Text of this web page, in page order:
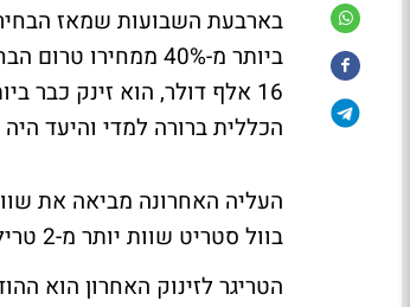
בארבעת השבועות שמאז
הכללית ברורה למדי והיעד
בוול סטריט שוות יותר מ-2 טריליון דולר - אנבידיה, אפל, מיקרוסופט, גוגל ואמזון.
הטריגר לזינוק האחרון הוא